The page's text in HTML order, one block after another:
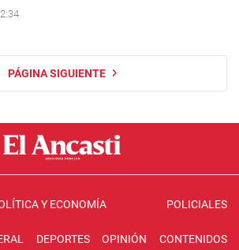
PÁGINA SIGUIENTE
Y ECONOMÍA POLICIALES
DEPORTES OPINIÓN CONTENIDOS